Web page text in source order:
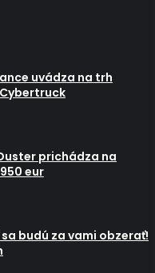
uvádza na trh
prichádza na
eur
sa budú za vami obzerať!